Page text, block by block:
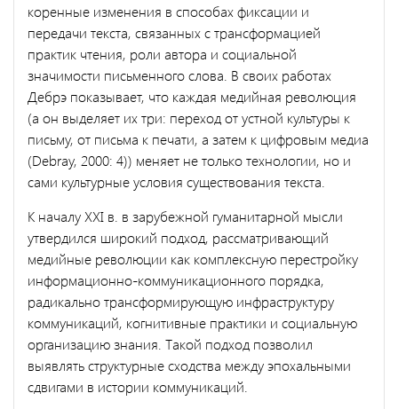
коренные изменения в способах фиксации и
передачи текста, связанных с трансформацией
практик чтения, роли автора и социальной
значимости письменного слова. В своих работах
Дебрэ показывает, что каждая медийная революция
(а он выделяет их три: переход от устной культуры к
письму, от письма к печати, а затем к цифровым медиа
(Debray, 2000: 4)) меняет не только технологии, но и
сами культурные условия существования текста.
К началу XXI в. в зарубежной гуманитарной мысли
утвердился широкий подход, рассматривающий
медийные революции как комплексную перестройку
информационно-коммуникационного порядка,
радикально трансформирующую инфраструктуру
коммуникаций, когнитивные практики и социальную
организацию знания. Такой подход позволил
выявлять структурные сходства между эпохальными
сдвигами в истории коммуникаций.